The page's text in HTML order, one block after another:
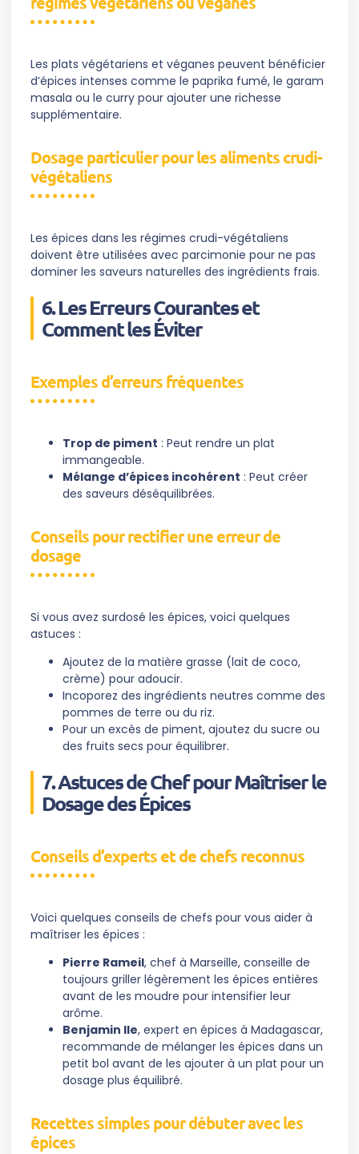
Les plats végétariens et véganes peuvent bénéficier
d’épices intenses comme le paprika fumé, le garam
masala ou le curry pour ajouter une richesse
supplémentaire.
Dosage particulier pour les aliments crudi-
végétaliens
Les épices dans les régimes crudi-végétaliens
doivent être utilisées avec parcimonie pour ne pas
dominer les saveurs naturelles des ingrédients frais.
6. Les Erreurs Courantes et
Comment les Éviter
Exemples d’erreurs fréquentes
Trop de piment : Peut rendre un plat
immangeable.
Mélange d’épices incohérent : Peut créer
des saveurs déséquilibrées.
Conseils pour rectifier une erreur de
dosage
Si vous avez surdosé les épices, voici quelques
astuces :
Ajoutez de la matière grasse (lait de coco,
crème) pour adoucir.
Incoporez des ingrédients neutres comme des
pommes de terre ou du riz.
Pour un excès de piment, ajoutez du sucre ou
des fruits secs pour équilibrer.
7. Astuces de Chef pour Maîtriser le
Dosage des Épices
Conseils d’experts et de chefs reconnus
Voici quelques conseils de chefs pour vous aider à
maîtriser les épices :
Pierre Rameil, chef à Marseille, conseille de
toujours griller légèrement les épices entières
avant de les moudre pour intensifier leur
arôme.
Benjamin Ile, expert en épices à Madagascar,
recommande de mélanger les épices dans un
petit bol avant de les ajouter à un plat pour un
dosage plus équilibré.
Recettes simples pour débuter avec les
épices